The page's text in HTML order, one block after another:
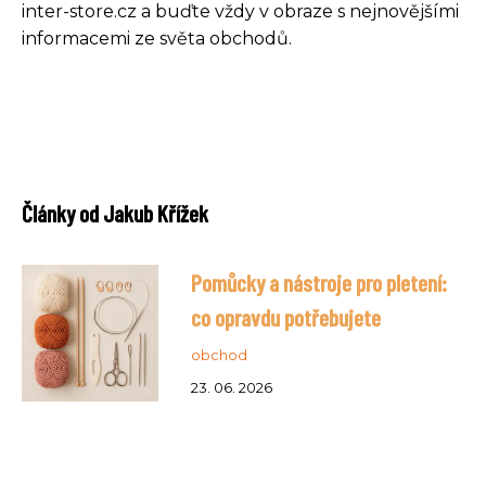
inter-store.cz a buďte vždy v obraze s nejnovějšími
informacemi ze světa obchodů.
Články od Jakub Křížek
Pomůcky a nástroje pro pletení:
co opravdu potřebujete
obchod
23. 06. 2026